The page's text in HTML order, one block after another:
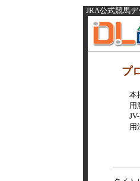
JRA公式競馬デ
プ
本
用
用